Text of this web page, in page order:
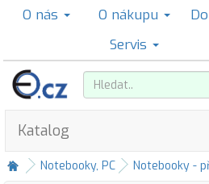
O nás O nákupu
Servis
Katalog
Notebooky, PC Notebooky -